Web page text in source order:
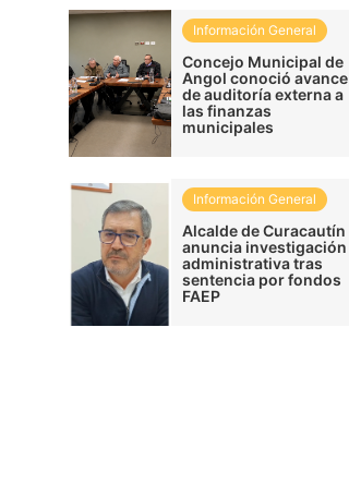
Información General
Concejo Municipal de
Angol conoció avance
de auditoría externa a
las finanzas
municipales
Información General
Alcalde de Curacautín
anuncia investigación
administrativa tras
sentencia por fondos
FAEP